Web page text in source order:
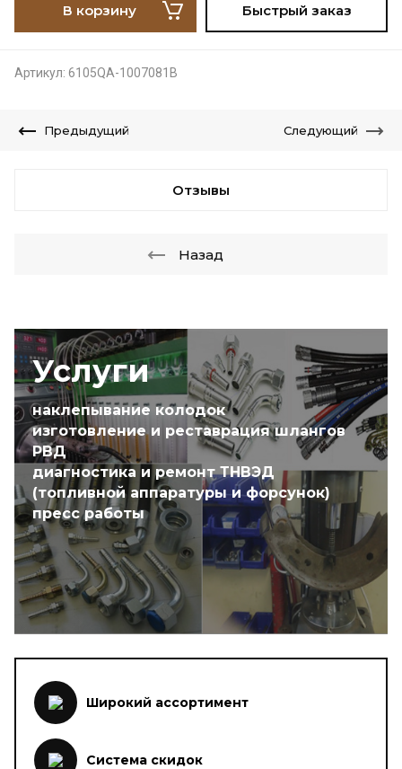
Услуги
наклепывание колодок
изготовление и реставрация шлангов
РВД
диагностика и ремонт ТНВЭД
(топливной аппаратуры и форсунок)
пресс работы
В корзину Быстрый заказ
Артикул: 6105QA-1007081B
Предыдущий Следующий
Отзывы
Назад
Широкий ассортимент
Система скидок